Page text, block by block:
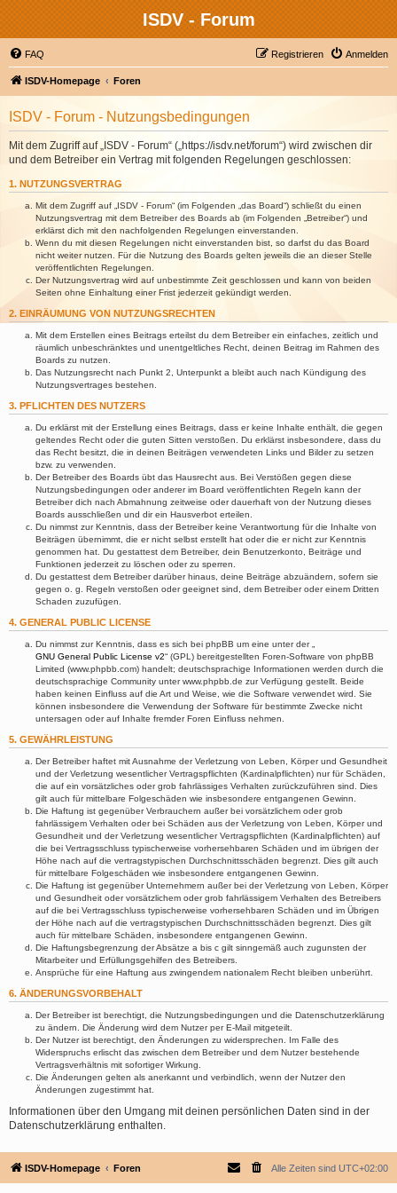
ISDV - Forum
FAQ Anmelden
Registrieren
ISDV-Homepage Foren
ISDV - Forum - Nutzungsbedingungen
Mit dem Zugriff auf „ISDV - Forum“ („https://isdv.net/forum“) wird zwischen dir
und dem Betreiber ein Vertrag mit folgenden Regelungen geschlossen:
1. NUTZUNGSVERTRAG
Mit dem Zugriff auf „ISDV - Forum“ (im Folgenden „das Board“) schließt du einen
Nutzungsvertrag mit dem Betreiber des Boards ab (im Folgenden „Betreiber“) und
erklärst dich mit den nachfolgenden Regelungen einverstanden.
Wenn du mit diesen Regelungen nicht einverstanden bist, so darfst du das Board
nicht weiter nutzen. Für die Nutzung des Boards gelten jeweils die an dieser Stelle
veröffentlichten Regelungen.
Der Nutzungsvertrag wird auf unbestimmte Zeit geschlossen und kann von beiden
Seiten ohne Einhaltung einer Frist jederzeit gekündigt werden.
2. EINRÄUMUNG VON NUTZUNGSRECHTEN
Mit dem Erstellen eines Beitrags erteilst du dem Betreiber ein einfaches, zeitlich und
räumlich unbeschränktes und unentgeltliches Recht, deinen Beitrag im Rahmen des
Boards zu nutzen.
Das Nutzungsrecht nach Punkt 2, Unterpunkt a bleibt auch nach Kündigung des
Nutzungsvertrages bestehen.
3. PFLICHTEN DES NUTZERS
Du erklärst mit der Erstellung eines Beitrags, dass er keine Inhalte enthält, die gegen
geltendes Recht oder die guten Sitten verstoßen. Du erklärst insbesondere, dass du
das Recht besitzt, die in deinen Beiträgen verwendeten Links und Bilder zu setzen
bzw. zu verwenden.
Der Betreiber des Boards übt das Hausrecht aus. Bei Verstößen gegen diese
Nutzungsbedingungen oder anderer im Board veröffentlichten Regeln kann der
Betreiber dich nach Abmahnung zeitweise oder dauerhaft von der Nutzung dieses
Boards ausschließen und dir ein Hausverbot erteilen.
Du nimmst zur Kenntnis, dass der Betreiber keine Verantwortung für die Inhalte von
Beiträgen übernimmt, die er nicht selbst erstellt hat oder die er nicht zur Kenntnis
genommen hat. Du gestattest dem Betreiber, dein Benutzerkonto, Beiträge und
Funktionen jederzeit zu löschen oder zu sperren.
Du gestattest dem Betreiber darüber hinaus, deine Beiträge abzuändern, sofern sie
gegen o. g. Regeln verstoßen oder geeignet sind, dem Betreiber oder einem Dritten
Schaden zuzufügen.
4. GENERAL PUBLIC LICENSE
Du nimmst zur Kenntnis, dass es sich bei phpBB um eine unter der „
GNU General Public License v2“ (GPL) bereitgestellten Foren-Software von phpBB
Limited (www.phpbb.com) handelt; deutschsprachige Informationen werden durch die
deutschsprachige Community unter www.phpbb.de zur Verfügung gestellt. Beide
haben keinen Einfluss auf die Art und Weise, wie die Software verwendet wird. Sie
können insbesondere die Verwendung der Software für bestimmte Zwecke nicht
untersagen oder auf Inhalte fremder Foren Einfluss nehmen.
5. GEWÄHRLEISTUNG
Der Betreiber haftet mit Ausnahme der Verletzung von Leben, Körper und Gesundheit
und der Verletzung wesentlicher Vertragspflichten (Kardinalpflichten) nur für Schäden,
die auf ein vorsätzliches oder grob fahrlässiges Verhalten zurückzuführen sind. Dies
gilt auch für mittelbare Folgeschäden wie insbesondere entgangenen Gewinn.
Die Haftung ist gegenüber Verbrauchern außer bei vorsätzlichem oder grob
fahrlässigem Verhalten oder bei Schäden aus der Verletzung von Leben, Körper und
Gesundheit und der Verletzung wesentlicher Vertragspflichten (Kardinalpflichten) auf
die bei Vertragsschluss typischerweise vorhersehbaren Schäden und im übrigen der
Höhe nach auf die vertragstypischen Durchschnittsschäden begrenzt. Dies gilt auch
für mittelbare Folgeschäden wie insbesondere entgangenen Gewinn.
Die Haftung ist gegenüber Unternehmern außer bei der Verletzung von Leben, Körper
und Gesundheit oder vorsätzlichem oder grob fahrlässigem Verhalten des Betreibers
auf die bei Vertragsschluss typischerweise vorhersehbaren Schäden und im Übrigen
der Höhe nach auf die vertragstypischen Durchschnittsschäden begrenzt. Dies gilt
auch für mittelbare Schäden, insbesondere entgangenen Gewinn.
Die Haftungsbegrenzung der Absätze a bis c gilt sinngemäß auch zugunsten der
Mitarbeiter und Erfüllungsgehilfen des Betreibers.
Ansprüche für eine Haftung aus zwingendem nationalem Recht bleiben unberührt.
6. ÄNDERUNGSVORBEHALT
Der Betreiber ist berechtigt, die Nutzungsbedingungen und die Datenschutzerklärung
zu ändern. Die Änderung wird dem Nutzer per E-Mail mitgeteilt.
Der Nutzer ist berechtigt, den Änderungen zu widersprechen. Im Falle des
Widerspruchs erlischt das zwischen dem Betreiber und dem Nutzer bestehende
Vertragsverhältnis mit sofortiger Wirkung.
Die Änderungen gelten als anerkannt und verbindlich, wenn der Nutzer den
Änderungen zugestimmt hat.
Informationen über den Umgang mit deinen persönlichen Daten sind in der
Datenschutzerklärung enthalten.
ISDV-Homepage Foren Alle Zeiten sind UTC+02:00